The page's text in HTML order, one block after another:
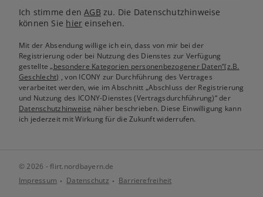
Ich stimme denAGB zu. Die Datenschutzhinweise
können Sie hier einsehen.
Mit der Absendung willige ich ein, dass von mir bei der
Registrierung oder bei Nutzung des Dienstes zur Verfügung
gestellte„besondere Kategorien personenbezogener Daten“(z.B.
Geschlecht) , von ICONY zur Durchführung des Vertrages
verarbeitet werden, wie im Abschnitt „Abschluss der Registrierung
und Nutzung des ICONY-Dienstes (Vertragsdurchführung)“ der
Datenschutzhinweise näher beschrieben. Diese Einwilligung kann
ich jederzeit mit Wirkung für die Zukunft widerrufen.
© 2026 - flirt.nordbayern.de
Impressum
Datenschutz Barrierefreiheit